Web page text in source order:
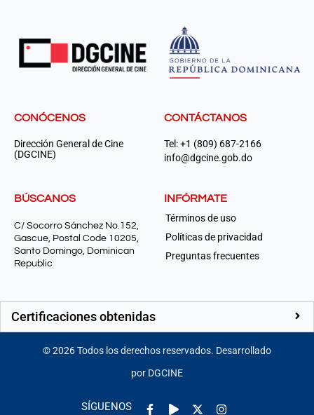
CONÓCENOS
Dirección General de Cine
(DGCINE)
CONTÁCTANOS
Tel: +1 (809) 687-2166
info@dgcine.gob.do
BÚSCANOS
C/ Socorro Sánchez No.152,
Gascue, Postal Code 10205,
Santo Domingo, Dominican
Republic
INFÓRMATE
Términos de uso
Políticas de privacidad
Preguntas frecuentes
Certificaciones obtenidas
©2026Todos los derechos reservados. Desarrollado
por DGCINE
SÍGUENOS
Facebook-
Play Instagram